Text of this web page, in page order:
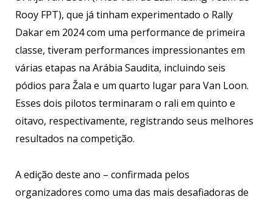
Rooy FPT), que já tinham experimentado o Rally
Dakar em 2024 com uma performance de primeira
classe, tiveram performances impressionantes em
várias etapas na Arábia Saudita, incluindo seis
pódios para Žala e um quarto lugar para Van Loon.
Esses dois pilotos terminaram o rali em quinto e
oitavo, respectivamente, registrando seus melhores
resultados na competição.
A edição deste ano – confirmada pelos
organizadores como uma das mais desafiadoras de